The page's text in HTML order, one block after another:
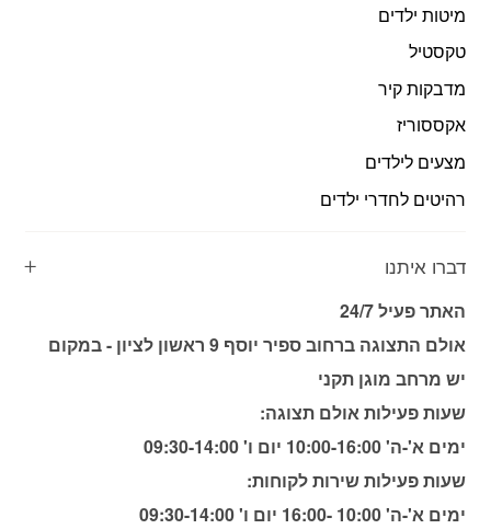
מיטות ילדים
טקסטיל
מדבקות קיר
אקססוריז
מצעים לילדים
רהיטים לחדרי ילדים
דברו איתנו
האתר פעיל 24/7
אולם התצוגה ברחוב ספיר יוסף 9 ראשון לציון - במקום
יש מרחב מוגן תקני
שעות פעילות אולם תצוגה:
ימים א'-ה' 10:00-16:00 יום ו' 09:30-14:00
שעות פעילות שירות לקוחות:
ימים א'-ה' 10:00 -16:00 יום ו' 09:30-14:00